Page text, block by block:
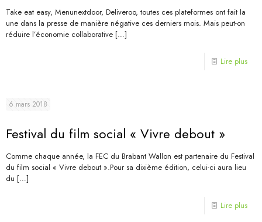
Take eat easy, Menunextdoor, Deliveroo, toutes ces plateformes ont fait la
une dans la presse de manière négative ces derniers mois. Mais peut-on
réduire l’économie collaborative […]
Lire plus
6 mars 2018
Festival du film social « Vivre debout »
Comme chaque année, la FEC du Brabant Wallon est partenaire du Festival
du film social « Vivre debout ».Pour sa dixième édition, celui-ci aura lieu
du […]
Lire plus